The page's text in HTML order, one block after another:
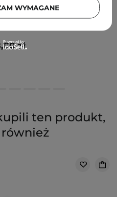
zł
ten produkt,
WYMAGANE